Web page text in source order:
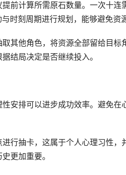
前计算所需原石数量。一次十连
时刻周期进行规划，能够避免资
其他角色，将资源全部留给目
结局决定是否继续投入。
安排可以进步成功效率。避免
行抽卡，这属于个人心理习性
更加重要。